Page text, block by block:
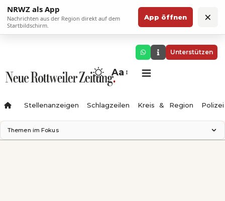
NRWZ als App
Nachrichten aus der Region direkt auf dem
Startbildschirm.
App öffnen ×
Unterstützen
Aa
Stellenanzeigen Schlagzeilen Kreis & Region Polizei
Themen im Fokus